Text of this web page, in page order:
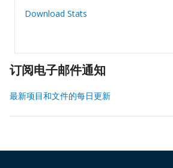
Download Stats
订阅电子邮件通知
最新项目和文件的每日更新